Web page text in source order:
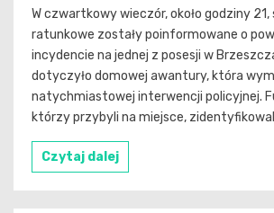
W czwartkowy wieczór, około godziny 21,
ratunkowe zostały poinformowane o
incydencie na jednej z posesji w
dotyczyło domowej awantury, która
natychmiastowej interwencji policyjnej.
którzy przybyli na miejsce,
Czytaj dalej